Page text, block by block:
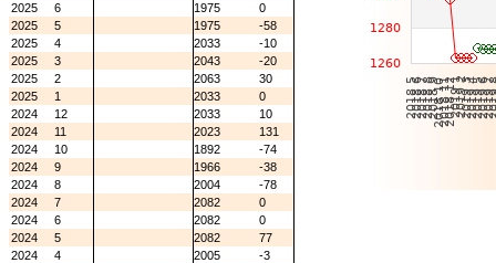
2025
6 1975
0
2025
5 1975
-58
2025
4 2033
-10
2025
3 2043
-20
2025
2 2063
30
2025
1 2033
0
2024
12 2033
10
2024
11 2023
131
2024
10 1892
-74
2024
9 1966
-38
2024
8 2004
-78
2024
7 2082
0
2024
6 2082
0
2024
5 2082
77
2024
4 2005
-3